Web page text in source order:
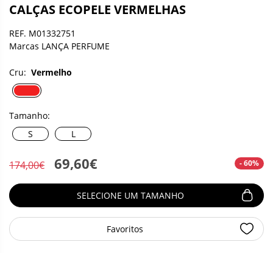
CALÇAS ECOPELE VERMELHAS
REF. M01332751
Marcas LANÇA PERFUME
Cru: Vermelho
Tamanho:
S
L
174,00€ 69,60€ - 60%
SELECIONE UM TAMANHO
Favoritos